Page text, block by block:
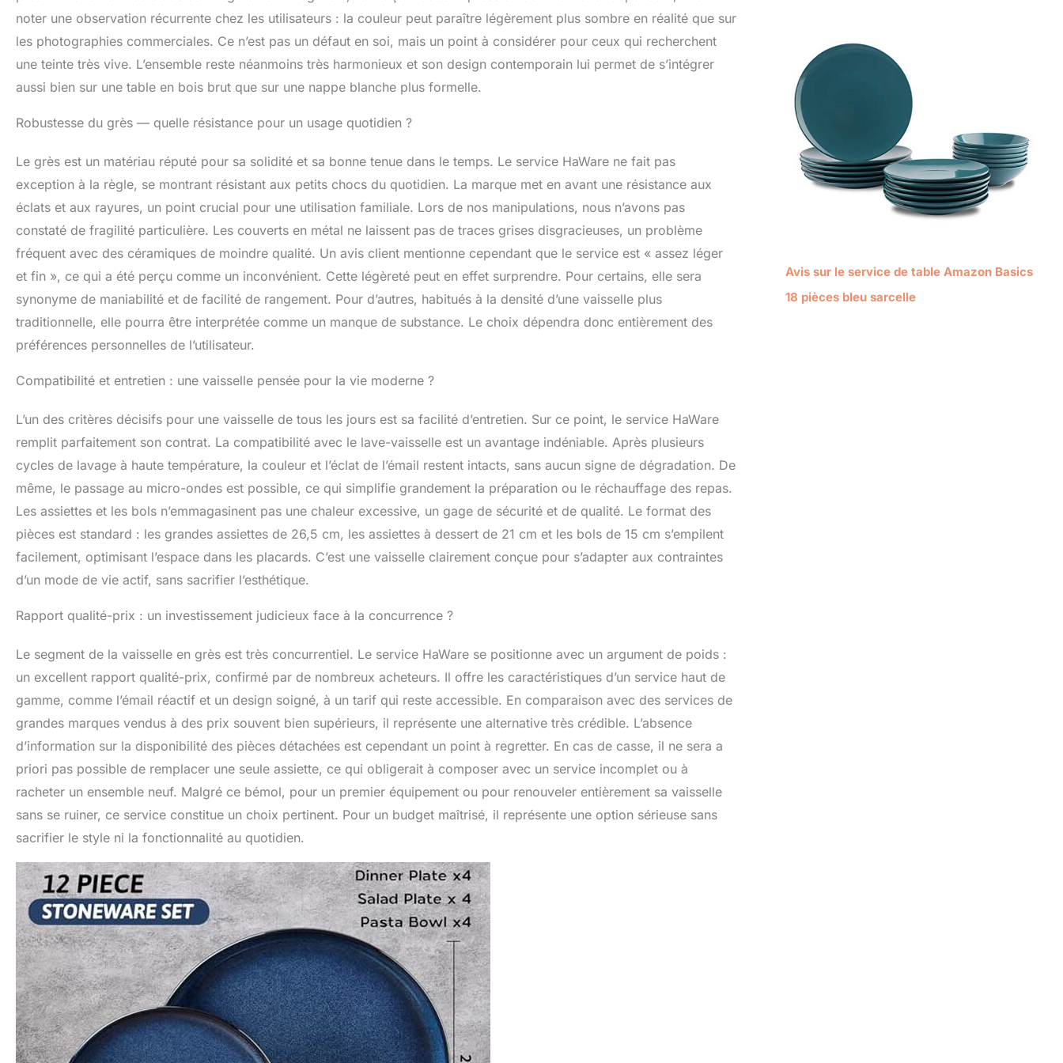
passe au lave-vaisselle, passe au micro-ondes pour réchauffer sans effort
les aliments Service de table pour 4 : ensemble de vaisselle de 12 pièces
contenant 4 assiettes plates (26,5 cm), 4 assiettes à dessert (20,1 cm), 4
bols à céréales (750 ml), combinaison parfaite polyvalente et suffisante pour
s'agisse d'un banquet formel ou d'un repas de famille décontracté
noter une observation récurrente chez les utilisateurs : la couleur peut paraître légèrement plus sombre en réalité que sur
les photographies commerciales. Ce n’est pas un défaut en soi, mais un point à considérer pour ceux qui recherchent
une teinte très vive. L’ensemble reste néanmoins très harmonieux et son design contemporain lui permet de s’intégrer
aussi bien sur une table en bois brut que sur une nappe blanche plus formelle.
Robustesse du grès — quelle résistance pour un usage quotidien ?
Le grès est un matériau réputé pour sa solidité et sa bonne tenue dans le temps. Le service HaWare ne fait pas
exception à la règle, se montrant résistant aux petits chocs du quotidien. La marque met en avant une résistance aux
éclats et aux rayures, un point crucial pour une utilisation familiale. Lors de nos manipulations, nous n’avons pas
constaté de fragilité particulière. Les couverts en métal ne laissent pas de traces grises disgracieuses, un problème
fréquent avec des céramiques de moindre qualité. Un avis client mentionne cependant que le service est « assez léger
et fin », ce qui a été perçu comme un inconvénient. Cette légèreté peut en effet surprendre. Pour certains, elle sera
synonyme de maniabilité et de facilité de rangement. Pour d’autres, habitués à la densité d’une vaisselle plus
traditionnelle, elle pourra être interprétée comme un manque de substance. Le choix dépendra donc entièrement des
préférences personnelles de l’utilisateur.
Compatibilité et entretien : une vaisselle pensée pour la vie moderne ?
L’un des critères décisifs pour une vaisselle de tous les jours est sa facilité d’entretien. Sur ce point, le service HaWare
remplit parfaitement son contrat. La compatibilité avec le lave-vaisselle est un avantage indéniable. Après plusieurs
cycles de lavage à haute température, la couleur et l’éclat de l’émail restent intacts, sans aucun signe de dégradation. De
même, le passage au micro-ondes est possible, ce qui simplifie grandement la préparation ou le réchauffage des repas.
Les assiettes et les bols n’emmagasinent pas une chaleur excessive, un gage de sécurité et de qualité. Le format des
pièces est standard : les grandes assiettes de 26,5 cm, les assiettes à dessert de 21 cm et les bols de 15 cm s’empilent
facilement, optimisant l’espace dans les placards. C’est une vaisselle clairement conçue pour s’adapter aux contraintes
d’un mode de vie actif, sans sacrifier l’esthétique.
Rapport qualité-prix : un investissement judicieux face à la concurrence ?
Le segment de la vaisselle en grès est très concurrentiel. Le service HaWare se positionne avec un argument de poids :
un excellent rapport qualité-prix, confirmé par de nombreux acheteurs. Il offre les caractéristiques d’un service haut de
gamme, comme l’émail réactif et un design soigné, à un tarif qui reste accessible. En comparaison avec des services de
grandes marques vendus à des prix souvent bien supérieurs, il représente une alternative très crédible. L’absence
d’information sur la disponibilité des pièces détachées est cependant un point à regretter. En cas de casse, il ne sera a
priori pas possible de remplacer une seule assiette, ce qui obligerait à composer avec un service incomplet ou à
racheter un ensemble neuf. Malgré ce bémol, pour un premier équipement ou pour renouveler entièrement sa vaisselle
sans se ruiner, ce service constitue un choix pertinent. Pour un budget maîtrisé, il représente une option sérieuse sans
sacrifier le style ni la fonctionnalité au quotidien.
Avis sur le service de table Amazon Basics
18 pièces bleu sarcelle